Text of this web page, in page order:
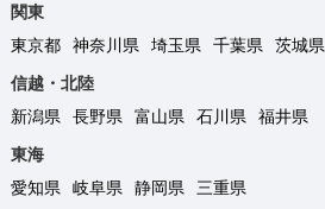
関東
東京都
神奈川県 埼玉県 千葉県 茨城県
信越・北陸
新潟県
長野県 富山県 石川県
福井県
東海
愛知県
岐阜県 静岡県
三重県